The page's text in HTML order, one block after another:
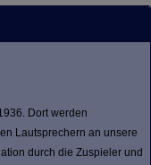
Dort werden
Lautsprechern an unsere
durch die Zuspieler und